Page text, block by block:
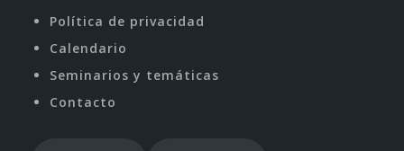
Política de privacidad
Calendario
Seminarios y temáticas
Contacto